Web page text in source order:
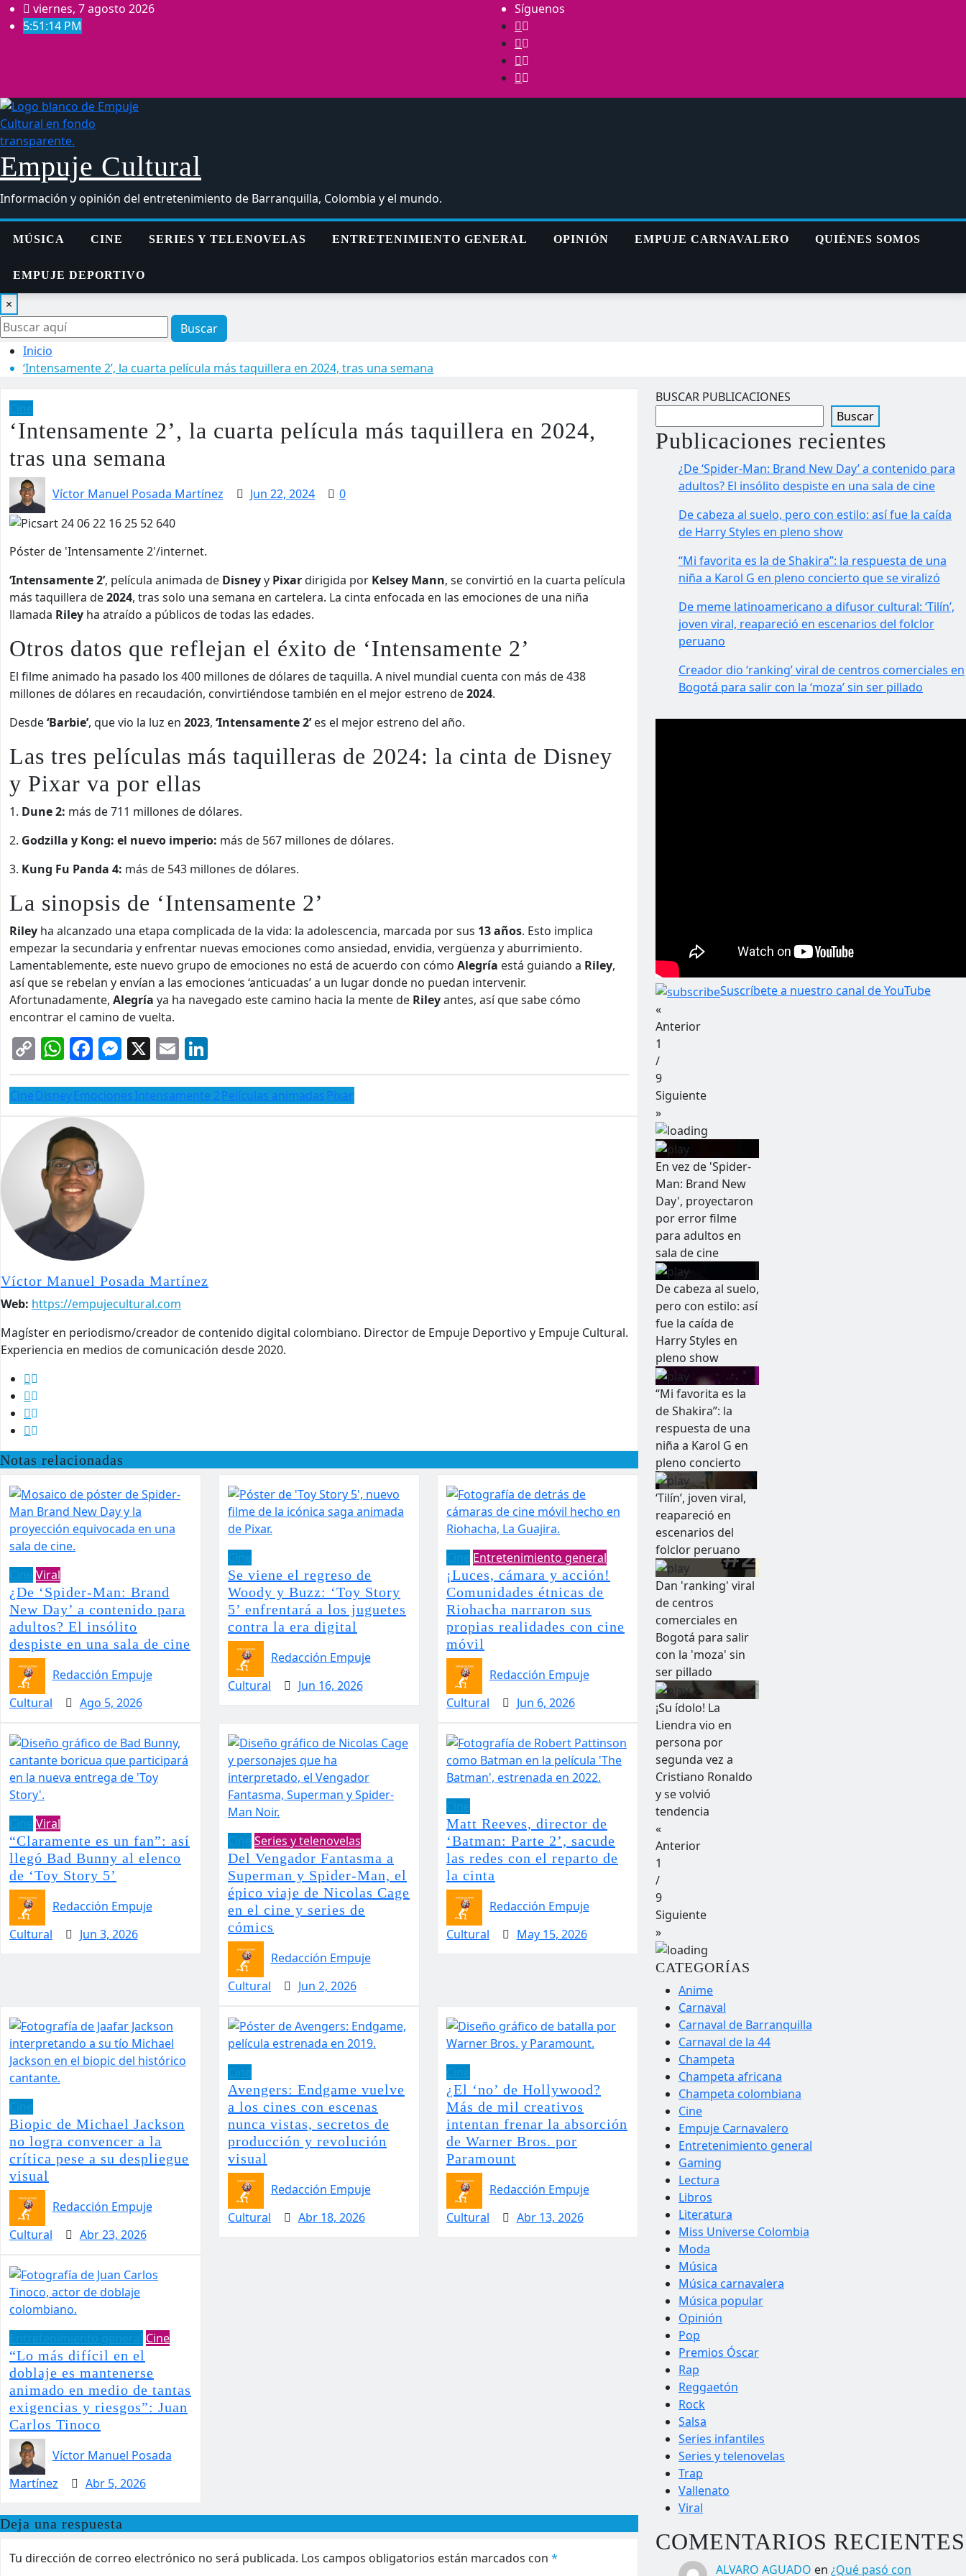
Saltar viernes, 7 agosto 2026
5:51:15 PM
Síguenos
Empuje Cultural
Información y opinión del entretenimiento de Barranquilla, Colombia y el mundo.
MÚSICA CINE SERIES Y TELENOVELAS ENTRETENIMIENTO GENERAL OPINIÓN EMPUJE CARNAVALERO QUIÉNES SOMOS
EMPUJE DEPORTIVO
×
Buscar
Inicio
‘Intensamente 2’, la cuarta película más taquillera en 2024, tras una semana
‘Intensamente 2’, la cuarta película más taquillera en 2024,
tras una semana
Víctor Manuel Posada Martínez Jun 22, 2024 0
Póster de 'Intensamente 2'/internet.
‘Intensamente 2’, película animada de Disneyy Pixardirigida por Kelsey Mann, se convirtió en la cuarta película
más taquillera de2024, tras solo una semana en cartelera. La cinta enfocada en las emociones de una niña
llamada Riley ha atraído a públicos de todas las edades.
Otros datos que reflejan el éxito de ‘Intensamente 2’
El filme animado ha pasado los 400 millones de dólares de taquilla. A nivel mundial cuenta con más de 438
millones de dólares en recaudación, convirtiéndose también en el mejor estreno de2024.
Desde‘Barbie’, que vio la luz en 2023, ‘Intensamente 2’es el mejor estreno del año.
Las tres películas más taquilleras de 2024: la cinta de Disney
y Pixar va por ellas
1. Dune 2: más de 711 millones de dólares.
2. Godzilla y Kong: el nuevo imperio: más de 567 millones de dólares.
3. Kung Fu Panda 4: más de 543 millones de dólares.
La sinopsis de ‘Intensamente 2’
Riley ha alcanzado una etapa complicada de la vida: la adolescencia, marcada por sus 13 años. Esto implica
empezar la secundaria y enfrentar nuevas emociones como ansiedad, envidia, vergüenza y aburrimiento.
Lamentablemente, este nuevo grupo de emociones no está de acuerdo con cómo Alegría está guiando a Riley,
así que se rebelan y envían a las emociones ‘anticuadas’ a un lugar donde no puedan intervenir.
Afortunadamente, Alegría ya ha navegado este camino hacia la mente de Rileyantes, así que sabe cómo
encontrar el camino de vuelta.
Copy
Link
WhatsApp
Facebook
Messenger
X Email
Cine DisneyEmocionesIntensamente 2 Películas animadas Pixar
Víctor Manuel Posada Martínez
Web: https://empujecultural.com
Magíster en periodismo/creador de contenido digital colombiano. Director de Empuje Deportivo y Empuje Cultural.
Experiencia en medios de comunicación desde 2020.
Notas relacionadas
Viral
¿De ‘Spider-Man: Brand
New Day’ a contenido para
adultos? El insólito
despiste en una sala de cine
Redacción Empuje
Cultural
Ago 5, 2026
Se viene el regreso de
Woody y Buzz: ‘Toy Story
5’ enfrentará a los juguetes
contra la era digital
Redacción Empuje
Cultural
Jun 16, 2026
Entretenimiento general
¡Luces, cámara y acción!
Comunidades étnicas de
Riohacha narraron sus
propias realidades con cine
móvil
Redacción Empuje
Cultural
Jun 6, 2026
Viral
“Claramente es un fan”: así
llegó Bad Bunny al elenco
de ‘Toy Story 5’
Redacción Empuje
Cultural
Jun 3, 2026
Series y telenovelas
Del Vengador Fantasma a
Superman y Spider-Man, el
épico viaje de Nicolas Cage
en el cine y series de
cómics
Redacción Empuje
Cultural
Jun 2, 2026
Matt Reeves, director de
‘Batman: Parte 2’, sacude
las redes con el reparto de
la cinta
Redacción Empuje
Cultural
May 15, 2026
Biopic de Michael Jackson
no logra convencer a la
crítica pese a su despliegue
visual
Redacción Empuje
Cultural
Abr 23, 2026
Avengers: Endgame vuelve
a los cines con escenas
nunca vistas, secretos de
producción y revolución
visual
Redacción Empuje
Cultural
Abr 18, 2026
¿El ‘no’ de Hollywood?
Más de mil creativos
intentan frenar la absorción
de Warner Bros. por
Paramount
Redacción Empuje
Cultural
Abr 13, 2026
Cine
“Lo más difícil en el
doblaje es mantenerse
animado en medio de tantas
exigencias y riesgos”: Juan
Carlos Tinoco
Víctor Manuel Posada
Martínez
Abr 5, 2026
Deja una respuesta
Tu dirección de correo electrónico no será publicada. Los campos obligatorios están marcados con *
BUSCAR PUBLICACIONES
Buscar
Publicaciones recientes
¿De ‘Spider-Man: Brand New Day’ a contenido para
adultos? El insólito despiste en una sala de cine
De cabeza al suelo, pero con estilo: así fue la caída
de Harry Styles en pleno show
“Mi favorita es la de Shakira”: la respuesta de una
niña a Karol G en pleno concierto que se viralizó
De meme latinoamericano a difusor cultural: ‘Tilín’,
joven viral, reapareció en escenarios del folclor
peruano
Creador dio ‘ranking’ viral de centros comerciales en
Bogotá para salir con la ‘moza’ sin ser pillado
Suscríbete a nuestro canal de YouTube
«
Anterior
1
/
9
Siguiente
»
En vez de 'Spider-
Man: Brand New
Day', proyectaron
por error filme
para adultos en
sala de cine
De cabeza al suelo,
pero con estilo: así
fue la caída de
Harry Styles en
pleno show
“Mi favorita es la
de Shakira”: la
respuesta de una
niña a Karol G en
pleno concierto
‘Tilín’, joven viral,
reapareció en
escenarios del
folclor peruano
Dan 'ranking' viral
de centros
comerciales en
Bogotá para salir
con la 'moza' sin
ser pillado
¡Su ídolo! La
Liendra vio en
persona por
segunda vez a
Cristiano Ronaldo
y se volvió
tendencia
«
Anterior
1
/
9
Siguiente
»
CATEGORÍAS
Anime
Carnaval
Carnaval de Barranquilla
Carnaval de la 44
Champeta
Champeta africana
Champeta colombiana
Cine
Empuje Carnavalero
Entretenimiento general
Gaming
Lectura
Libros
Literatura
Miss Universe Colombia
Moda
Música
Música carnavalera
Música popular
Opinión
Pop
Premios Óscar
Rap
Reggaetón
Rock
Salsa
Series infantiles
Series y telenovelas
Trap
Vallenato
Viral
COMENTARIOS RECIENTES
ALVARO AGUADO en ¿Qué pasó con